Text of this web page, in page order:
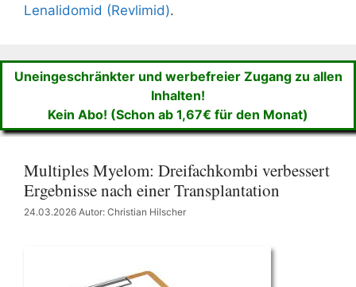
Lenalidomid (Revlimid).
Uneingeschränkter und werbefreier Zugang zu allen
Inhalten!
Kein Abo! (Schon ab 1,67€ für den Monat)
Multiples Myelom: Dreifachkombi verbessert
Ergebnisse nach einer Transplantation
24.03.2026 Autor: Christian Hilscher